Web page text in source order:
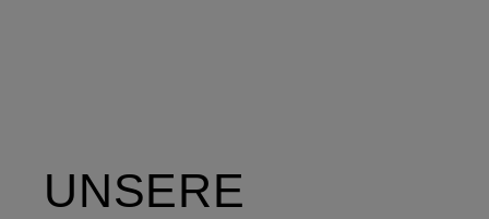
UNSERE